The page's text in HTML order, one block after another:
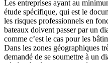
Les entreprises ayant au
étude spécifique, qui est le
les risques professionnels en
bateaux doivent passer par un
comme c’est le cas pour les
Dans les zones géographiques
demandé de se soumettre à un